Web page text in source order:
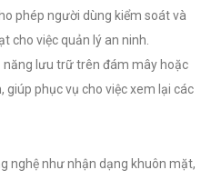
phép người dùng kiểm soát và
cho việc quản lý an ninh.
năng lưu trữ trên đám mây hoặc
phục vụ cho việc xem lại các
nghệ như nhận dạng khuôn mặt,